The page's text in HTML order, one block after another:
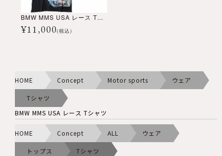
BMW MMS USA レース Tシャツ
¥11,000(税込)
HOME Concept Motor sports ウェア
Tシャツ
BMW MMS USA レース Tシャツ
HOME Concept ALL ウェア
トップス
Tシャツ